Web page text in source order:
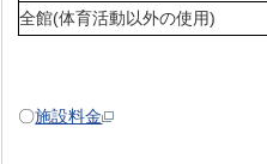
全館(体育活動以外の使用)
〇施設料金